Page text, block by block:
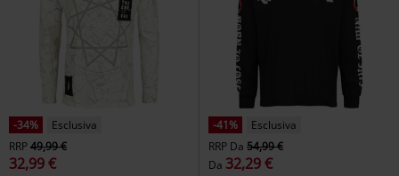
-34%
Esclusiva
RRP49,99 €
32,99 €
-41%
Esclusiva
RRP Da 54,99 €
Da 32,29 €